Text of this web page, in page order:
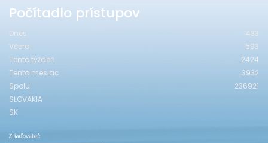
Počítadlo prístupov
Dnes
433
Včera
593
Tento týždeň
2424
Tento mesiac
3932
Spolu
236921
SLOVAKIA
SK